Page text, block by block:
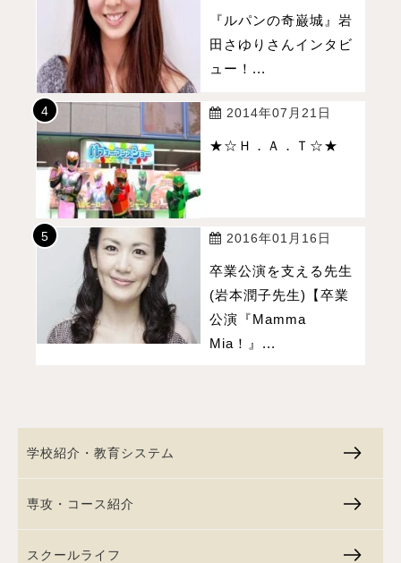
『ルパンの奇巌城』岩
田さゆりさんインタビ
ュー！...
2014年07月21日
★☆Ｈ．Ａ．Ｔ☆★
2016年01月16日
卒業公演を支える先生
(岩本潤子先生)【卒業
公演『Mamma
Mia！』...
学校紹介・教育システム
専攻・コース紹介
スクールライフ